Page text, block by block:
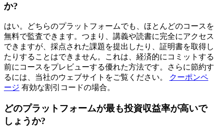
か?
はい。どちらのプラットフォームでも、ほとんどのコースを
無料で監査できます。つまり、講義や読書に完全にアクセス
できますが、採点された課題を提出したり、証明書を取得し
たりすることはできません。これは、経済的にコミットする
前にコースをプレビューする優れた方法です。さらに節約す
るには、当社のウェブサイトをご覧ください。
クーポンペ
ージ 有効な割引コードの場合。
どのプラットフォームが最も投資収益率が高いで
しょうか?